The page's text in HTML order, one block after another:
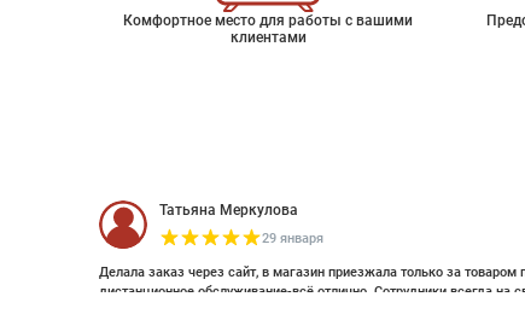
Комфортное место для работы с вашими
клиентами
Татьяна Меркулова
29 января
Делала заказ через сайт, в магазин приезжала только за товаром
дистанционное обслуживание-всё отлично. Сотрудники всегда на